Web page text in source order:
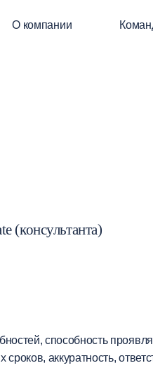
О компании
(консультанта)
способность
аккуратность,